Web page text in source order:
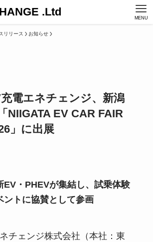
.Ltd MENU
リリース お知らせ
電エネチェンジ、新潟
NIIGATA EV CAR FAIR
」に出展
EV・PHEVが集結し、試乗体験
ントに協賛として参画
チェンジ株式会社（本社：東